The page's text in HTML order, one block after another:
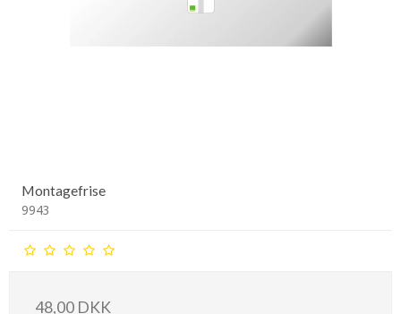
Montagefrise
9943
48,00 DKK